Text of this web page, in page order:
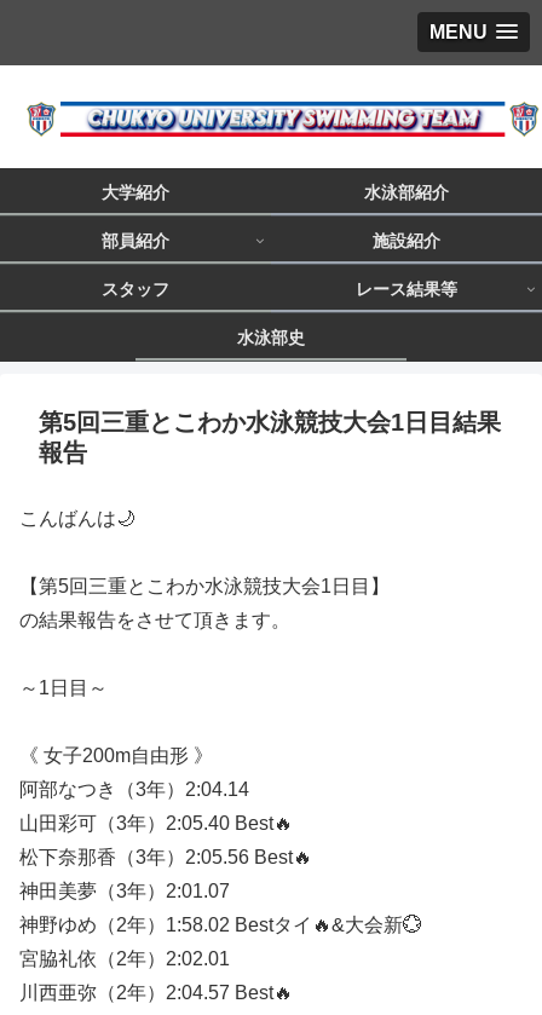
MENU
大学紹介 水泳部紹介
部員紹介 施設紹介
スタッフ レース結果等
水泳部史
第5回三重とこわか水泳競技大会1日目結果
報告
こんばんは🌙
【第5回三重とこわか水泳競技大会1日目】
の結果報告をさせて頂きます。
～1日目～
《 女子200m自由形 》
阿部なつき（3年）2:04.14
山田彩可（3年）2:05.40 Best🔥
松下奈那香（3年）2:05.56 Best🔥
神田美夢（3年）2:01.07
神野ゆめ（2年）1:58.02 Bestタイ🔥&大会新💮
宮脇礼依（2年）2:02.01
川西亜弥（2年）2:04.57 Best🔥